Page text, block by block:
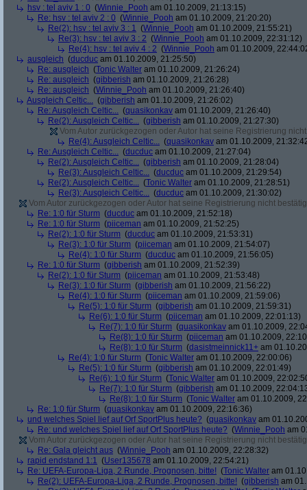
hsv : tel aviv 1 : 0 (Winnie_Pooh am 01.10.2009, 21:13:15)
Re: hsv : tel aviv 2 : 0 (Winnie_Pooh am 01.10.2009, 21:20:20)
Re(2): hsv : tel aviv 3 : 1 (Winnie_Pooh am 01.10.2009, 21:55:21)
Re(3): hsv : tel aviv 3 : 2 (Winnie_Pooh am 01.10.2009, 22:31:12)
Re(4): hsv : tel aviv 4 : 2 (Winnie_Pooh am 01.10.2009,
ausgleich (ducduc am 01.10.2009, 21:25:50)
Re: ausgleich (Tonic Walter am 01.10.2009, 21:26:24)
Re: ausgleich (gibberish am 01.10.2009, 21:26:28)
Re: ausgleich (Winnie_Pooh am 01.10.2009, 21:26:40)
Ausgleich Celtic... (gibberish am 01.10.2009, 21:26:02)
Re: Ausgleich Celtic... (quasikonkav am 01.10.2009, 21:26:40)
Re(2): Ausgleich Celtic... (gibberish am 01.10.2009, 21:27:30)
Vom Autor zurückgezogen oder Autor hat seine Registrierung
Re(4): Ausgleich Celtic... (quasikonkav am 01.10.2009,
Re: Ausgleich Celtic... (ducduc am 01.10.2009, 21:27:04)
Re(2): Ausgleich Celtic... (gibberish am 01.10.2009, 21:28:04)
Re(3): Ausgleich Celtic... (ducduc am 01.10.2009, 21:29:54)
Re(2): Ausgleich Celtic... (Tonic Walter am 01.10.2009, 21:28:51)
Re(3): Ausgleich Celtic... (ducduc am 01.10.2009, 21:30:02)
Vom Autor zurückgezogen oder Autor hat seine Registrierung nicht
Re: 1:0 für Sturm (ducduc am 01.10.2009, 21:52:18)
Re: 1:0 für Sturm (piiceman am 01.10.2009, 21:52:25)
Re(2): 1:0 für Sturm (ducduc am 01.10.2009, 21:53:31)
Re(3): 1:0 für Sturm (piiceman am 01.10.2009, 21:54:07)
Re(4): 1:0 für Sturm (ducduc am 01.10.2009, 21:56:05)
Re: 1:0 für Sturm (gibberish am 01.10.2009, 21:52:39)
Re(2): 1:0 für Sturm (piiceman am 01.10.2009, 21:53:48)
Re(3): 1:0 für Sturm (gibberish am 01.10.2009, 21:56:22)
Re(4): 1:0 für Sturm (piiceman am 01.10.2009, 21:59:06)
Re(5): 1:0 für Sturm (gibberish am 01.10.2009, 21:59:31)
Re(6): 1:0 für Sturm (piiceman am 01.10.2009, 22:01:13)
Re(7): 1:0 für Sturm (quasikonkav am 01.10.2009,
Re(8): 1:0 für Sturm (piiceman am 01.10.2009,
Re(8): 1:0 für Sturm (dasistmeinnick11+ am
Re(4): 1:0 für Sturm (Tonic Walter am 01.10.2009, 22:00:06)
Re(5): 1:0 für Sturm (gibberish am 01.10.2009, 22:01:49)
Re(6): 1:0 für Sturm (Tonic Walter am 01.10.2009,
Re(7): 1:0 für Sturm (gibberish am 01.10.2009,
Re(8): 1:0 für Sturm (Tonic Walter am 01.10.2009,
Re: 1:0 für Sturm (quasikonkav am 01.10.2009, 22:16:36)
und welches Spiel lief auf Orf SportPlus heute? (quasikonkav am
Re: und welches Spiel lief auf Orf SportPlus heute? (Winnie_Pooh am
Vom Autor zurückgezogen oder Autor hat seine Registrierung nicht
Re: Gala gleicht aus (Winnie_Pooh am 01.10.2009, 22:28:32)
rapid endstand 1:1 (User135678 am 01.10.2009, 22:54:21)
Re: UEFA-Europa-Liga, 2 Runde, Prognosen, bitte! (Tonic Walter am
Re(2): UEFA-Europa-Liga, 2 Runde, Prognosen, bitte! (gibberish am